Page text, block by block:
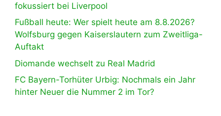
fokussiert bei Liverpool
Fußball heute: Wer spielt heute am 8.8.2026?
Wolfsburg gegen Kaiserslautern zum Zweitliga-
Auftakt
Diomande wechselt zu Real Madrid
FC Bayern-Torhüter Urbig: Nochmals ein Jahr
hinter Neuer die Nummer 2 im Tor?